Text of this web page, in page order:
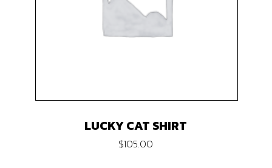
LUCKY CAT SHIRT
$105.00